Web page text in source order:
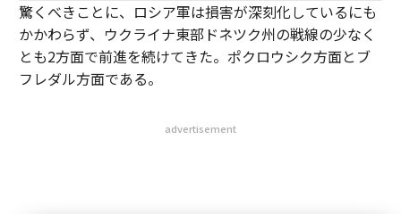
驚くべきことに、ロシア軍は損害が深刻化しているにも
かかわらず、ウクライナ東部ドネツク州の戦線の少なく
とも2方面で前進を続けてきた。ポクロウシク方面とブ
フレダル方面である。
advertisement